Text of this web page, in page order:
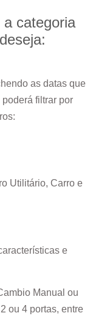
categoria
as datas que
filtrar por
Utilitário, Carro e
e
Manual ou
ou 4 portas, entre